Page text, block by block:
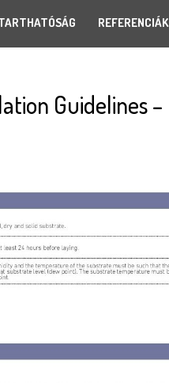
REFERENCIÁK
Guidelines –